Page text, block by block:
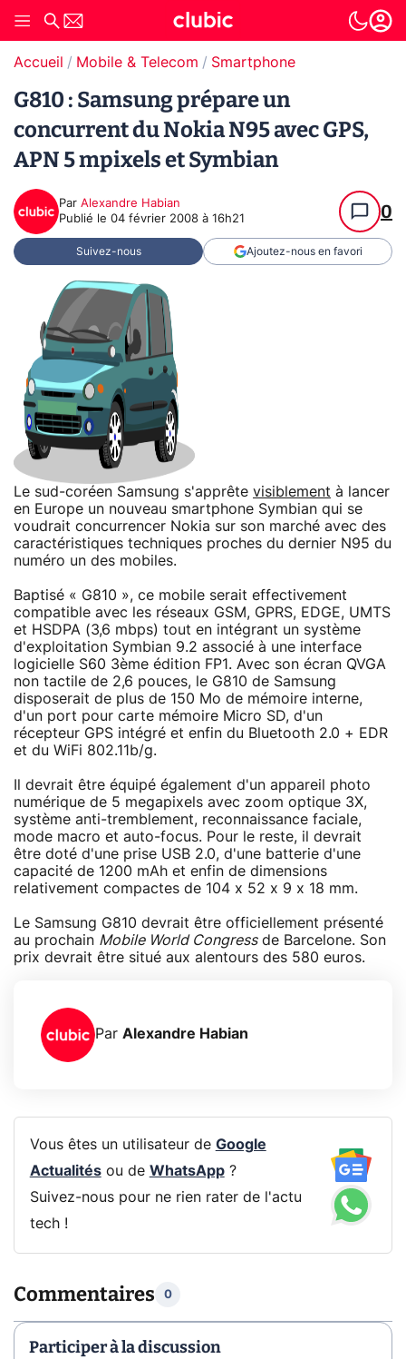
Accueil Mobile & Telecom Smartphone
G810 : Samsung prépare un
concurrent du Nokia N95 avec GPS,
APN 5 mpixels et Symbian
Par Alexandre Habian
Publié le 04 février 2008 à 16h21 0
Suivez-nous Ajoutez-nous en favori
Le sud-coréen Samsung s'apprête visiblement à lancer
en Europe un nouveau smartphone Symbian qui se
voudrait concurrencer Nokia sur son marché avec des
caractéristiques techniques proches du dernier N95 du
numéro un des mobiles.
Baptisé « G810 », ce mobile serait effectivement
compatible avec les réseaux GSM, GPRS, EDGE, UMTS
et HSDPA (3,6 mbps) tout en intégrant un système
d'exploitation Symbian 9.2 associé à une interface
logicielle S60 3ème édition FP1. Avec son écran QVGA
non tactile de 2,6 pouces, le G810 de Samsung
disposerait de plus de 150 Mo de mémoire interne,
d'un port pour carte mémoire Micro SD, d'un
récepteur GPS intégré et enfin du Bluetooth 2.0 + EDR
et du WiFi 802.11b/g.
Il devrait être équipé également d'un appareil photo
numérique de 5 megapixels avec zoom optique 3X,
système anti-tremblement, reconnaissance faciale,
mode macro et auto-focus. Pour le reste, il devrait
être doté d'une prise USB 2.0, d'une batterie d'une
capacité de 1200 mAh et enfin de dimensions
relativement compactes de 104 x 52 x 9 x 18 mm.
Le Samsung G810 devrait être officiellement présenté
au prochain Mobile World Congressde Barcelone. Son
prix devrait être situé aux alentours des 580 euros.
Par Alexandre Habian
Vous êtes un utilisateur de Google
Actualitésou de WhatsApp?
Suivez-nous pour ne rien rater de l'actu
tech !
Commentaires 0
Participer à la discussion